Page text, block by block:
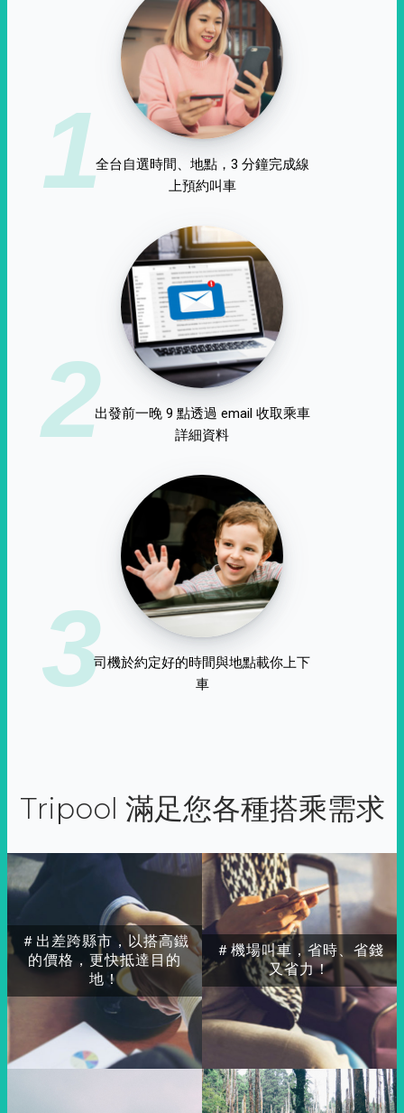
1全台自選時間、地點，3 分鐘完成線
上預約叫車
2出發前一晚 9 點透過 email 收取乘車
詳細資料
3司機於約定好的時間與地點載你上下
車
Tripool 滿足您各種搭乘需求
＃出差跨縣市，以搭高鐵
的價格，更快抵達目的
地！
＃機場叫車，省時、省錢
又省力！